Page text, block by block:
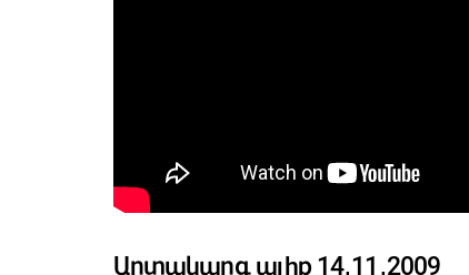
Արտակարգ ալիք 14․11․2009